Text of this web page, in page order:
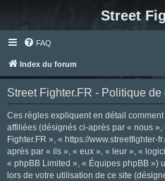
Street
FAQ
Index du forum
Street Fighter.FR - Politique
Ces règles expliquent en détail
affiliées (désignés ci-après par « nous »,
Fighter.FR », « https://www.streetfighter-
après par « ils », « eux », « leur », «
« phpBB Limited », « Équipes phpBB »)
lors de votre utilisation de ce site